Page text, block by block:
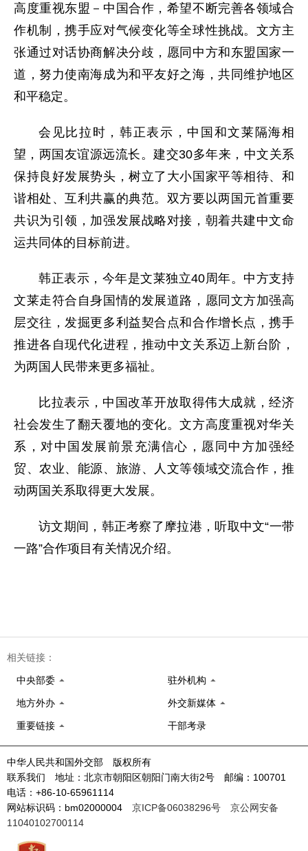
高度重视东盟－中国合作，希望不断完善各领域合
作机制，携手应对气候变化等全球性挑战。文方主
张通过对话协商解决分歧，愿同中方和东盟国家一
道，努力使南海成为和平友好之海，共同维护地区
和平稳定。
会见比拉时，韩正表示，中国和文莱隔海相
望，两国友谊源远流长。建交30多年来，中文关系
保持良好发展势头，树立了大小国家平等相待、和
谐相处、互利共赢的典范。双方要以两国元首重要
共识为引领，加强发展战略对接，朝着共建中文命
运共同体的目标前进。
韩正表示，今年是文莱独立40周年。中方支持
文莱走符合自身国情的发展道路，愿同文方加强高
层交往，发掘更多利益契合点和合作增长点，携手
推进各自现代化进程，推动中文关系迈上新台阶，
为两国人民带来更多福祉。
比拉表示，中国改革开放取得伟大成就，经济
社会发生了翻天覆地的变化。文方高度重视对华关
系，对中国发展前景充满信心，愿同中方加强经
贸、农业、能源、旅游、人文等领域交流合作，推
动两国关系取得更大发展。
访文期间，韩正考察了摩拉港，听取中文“一带
一路”合作项目有关情况介绍。
相关链接：
中央部委 驻外机构
地方外办 外交新媒体
重要链接 干部考录
中华人民共和国外交部 版权所有
联系我们 地址：北京市朝阳区朝阳门南大街2号 邮编：100701
电话：+86-10-65961114
网站标识码：bm02000004 京ICP备06038296号
京公网安备
11040102700114